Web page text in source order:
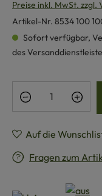
Preise inkl. MwSt. zzgl.
Artikel-Nr. 8534 100
Sofort verfügbar,
des
Produkt
Auf die
Fragen zum